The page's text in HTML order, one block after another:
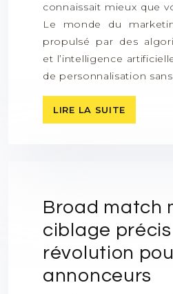
connaissait mieux que
Le monde du
propulsé par des
et l’intelligence
de personnalisation
LIRE LA SUITE
Broad match
ciblage précis
révolution
annonceurs